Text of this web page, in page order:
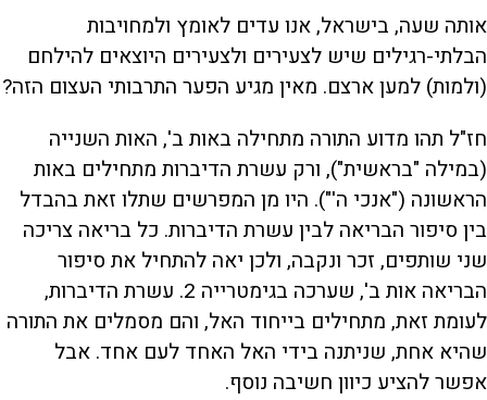
אותה שעה, בישראל, אנו עדים לאומץ ולמחויבות
הבלתי-רגילים שיש לצעירים ולצעירים היוצאים להילחם
(ולמות) למען ארצם. מאין מגיע הפער התרבותי העצום הזה?
חז"ל תהו מדוע התורה מתחילה באות ב', האות השנייה
(במילה "בראשית"), ורק עשרת הדיברות מתחילים באות
הראשונה ("אנכי ה'"). היו מן המפרשים שתלו זאת בהבדל
בין סיפור הבריאה לבין עשרת הדיברות. כל בריאה צריכה
שני שותפים, זכר ונקבה, ולכן יאה להתחיל את סיפור
הבריאה אות ב', שערכה בגימטרייה 2. עשרת הדיברות,
לעומת זאת, מתחילים בייחוד האל, והם מסמלים את התורה
שהיא אחת, שניתנה בידי האל האחד לעם אחד. אבל
אפשר להציע כיוון חשיבה נוסף.